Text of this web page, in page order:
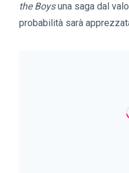
the Boysuna saga dal
probabilità sarà